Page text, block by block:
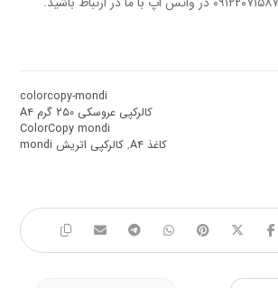
colorcopy-mondi
کالرکپی عروسکی ۲۵۰ گرم A۴
ColorCopy mondi
کاغذ A۴ , کالرکپی اتریش mondi